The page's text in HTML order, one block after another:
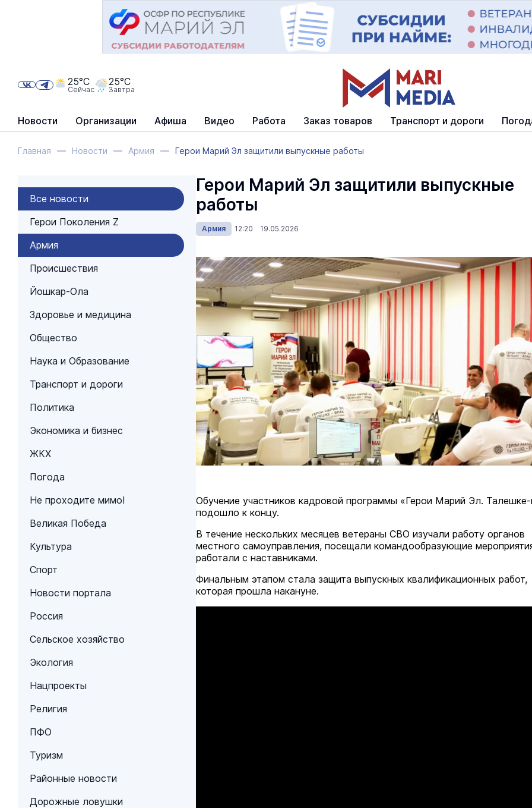
Новости Организации Афиша Видео Работа Заказ товаров Транспорт и дороги
25°C
Сейчас
25°C
Завтра
Главная Новости Армия Герои Марий Эл защитили выпускные работы
Все новости
Герои Поколения Z
Армия
Происшествия
Йошкар-Ола
Здоровье и медицина
Общество
Наука и Образование
Транспорт и дороги
Политика
Экономика и бизнес
ЖКХ
Погода
Не проходите мимо!
Великая Победа
Культура
Спорт
Новости портала
Россия
Сельское хозяйство
Экология
Нацпроекты
Религия
ПФО
Туризм
Районные новости
Дорожные ловушки
Герои Марий Эл защитили выпускные
работы
Армия 12:20 19.05.2026
Обучение участников кадровой программы «Герои Марий Эл. Талешке-
подошло к концу.
В течение нескольких месяцев ветераны СВО изучали работу органов
местного самоуправления, посещали командообразующие
работали с наставниками.
Финальным этапом стала защита выпускных квалификационных работ,
которая прошла накануне.